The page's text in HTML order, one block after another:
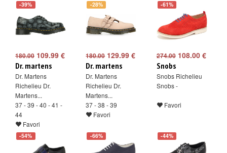
-39%
180.00 109.99 €
Dr. martens
Dr. Martens
Richelieu Dr.
Martens...
37 - 39 - 40 - 41 -
44
Favori
-28%
180.00129.99 €
Dr. martens
Dr. Martens
Richelieu Dr.
Martens...
37 - 38 - 39
Favori
-61%
274.00108.00 €
Snobs
Snobs Richelieu
Snobs -
Favori
-54% -66% -44%